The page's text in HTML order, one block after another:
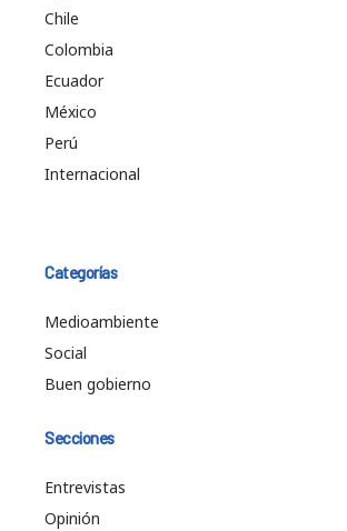
Chile
Colombia
Ecuador
México
Perú
Internacional
Categorías
Medioambiente
Social
Buen gobierno
Secciones
Entrevistas
Opinión